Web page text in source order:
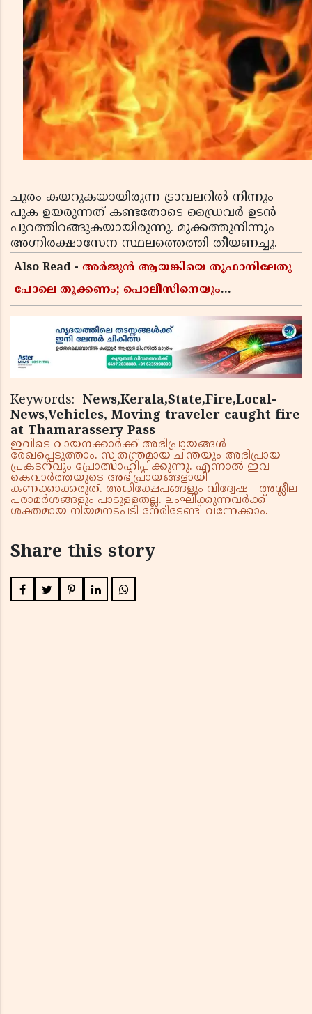
ചുരം കയറുകയായിരുന്ന ട്രാവലറില്‍ നിന്നും
പുക ഉയരുന്നത് കണ്ടതോടെ ഡ്രൈവര്‍ ഉടന്‍
പുറത്തിറങ്ങുകയായിരുന്നു. മുക്കത്തുനിന്നും
അഗ്നിരക്ഷാസേന സ്ഥലത്തെത്തി തീയണച്ചു.
Also Read - അർജുൻ ആയങ്കിയെ തൂഫാനിലേതു
പോലെ തൂക്കണം; പൊലീസിനെയും
ജയരാജൻ
Keywords: News,Kerala,State,Fire,Local-
News,Vehicles, Moving traveler caught fire
at Thamarassery Pass
ഇവിടെ വായനക്കാർക്ക് അഭിപ്രായങ്ങൾ
രേഖപ്പെടുത്താം. സ്വതന്ത്രമായ ചിന്തയും അഭിപ്രായ
പ്രകടനവും പ്രോത്സാഹിപ്പിക്കുന്നു. എന്നാൽ ഇവ
കെവാർത്തയുടെ അഭിപ്രായങ്ങളായി
കണക്കാക്കരുത്. അധിക്ഷേപങ്ങളും വിദ്വേഷ - അശ്ലീല
പരാമർശങ്ങളും പാടുള്ളതല്ല. ലംഘിക്കുന്നവർക്ക്
ശക്തമായ നിയമനടപടി നേരിടേണ്ടി വന്നേക്കാം.
Share this story